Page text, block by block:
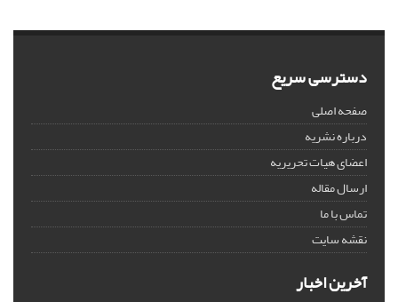
دسترسی سریع
صفحه اصلی
درباره نشریه
اعضای هیات تحریریه
ارسال مقاله
تماس با ما
نقشه سایت
آخرین اخبار